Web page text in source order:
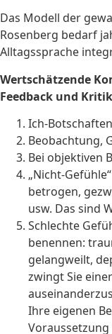
Das Modell der
Rosenberg bedarf
Alltagssprache
Wertschätzende
Feedback und
Ich-
Beobachtung,
Bei objektiven
„Nicht-
betrogen,
usw. Das sind
Schlechte
benennen:
gelangweilt,
zwingt Sie
Ihre eigenen